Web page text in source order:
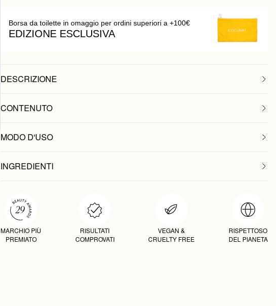
Borsa da toilette in omaggio per ordini superiori a +100€
EDIZIONE ESCLUSIVA
DESCRIZIONE
CONTENUTO
MODO D'USO
INGREDIENTI
MARCHIO PIÙ
PREMIATO
RISULTATI
COMPROVATI
VEGAN &
CRUELTY FREE
RISPETTOSO
DEL PIANETA